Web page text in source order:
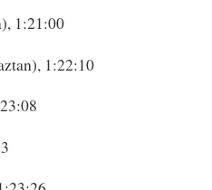
1:21:00
1:22:10